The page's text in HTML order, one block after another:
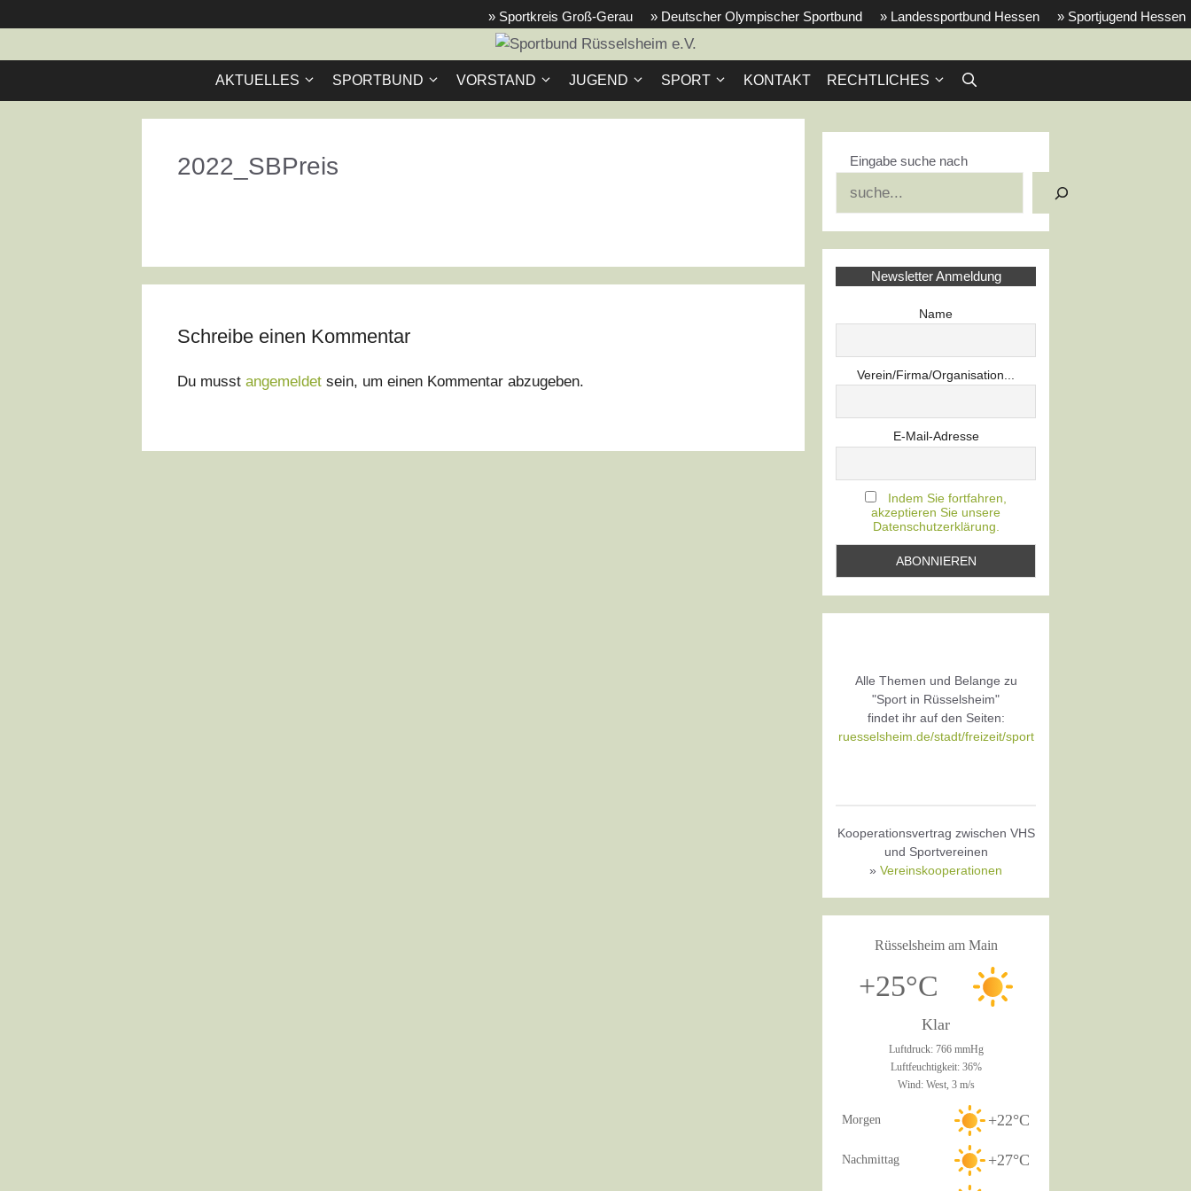
Inhalt
» Sportkreis Groß-Gerau » Deutscher Olympischer Sportbund » Landessportbund Hessen » Sportjugend Hessen
AKTUELLES SPORTBUND VORSTAND JUGEND SPORT KONTAKT RECHTLICHES
2022_SBPreis
Schreibe einen Kommentar
Du musst angemeldet sein, um einen Kommentar abzugeben.
Eingabe suche nach
Newsletter Anmeldung
Name
Verein/Firma/Organisation...
E-Mail-Adresse
Indem Sie fortfahren,
akzeptieren Sie unsere
Datenschutzerklärung.
Alle Themen und Belange zu
"Sport in Rüsselsheim"
findet ihr auf den Seiten:
ruesselsheim.de/stadt/freizeit/sport
Kooperationsvertrag zwischen VHS
und Sportvereinen
» Vereinskooperationen
Rüsselsheim am Main
+25°C
Klar
Luftdruck: 766 mmHg
Luftfeuchtigkeit: 36%
Wind: West, 3 m/s
Morgen +22°C
Nachmittag +27°C